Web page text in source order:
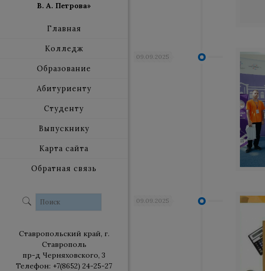
В. А. Петрова»
Главная
Колледж
Образование
Абитуриенту
Студенту
Выпускнику
Карта сайта
Обратная связь
Ставропольский край, г.
Ставрополь
пр-д Черняховского, 3
Телефон: +7(8652) 24-25-27
09.09.2025
09.09.2025